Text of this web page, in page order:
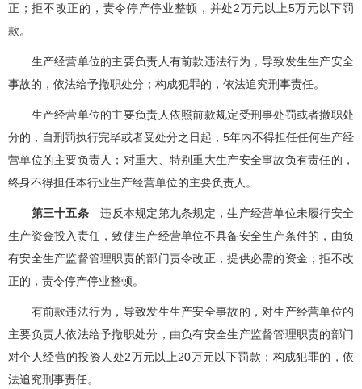
正；拒不改正的，责令停产停业整顿，并处2万元以上5万元以下罚
款。
生产经营单位的主要负责人有前款违法行为，导致发生生产安全
事故的，依法给予撤职处分；构成犯罪的，依法追究刑事责任。
生产经营单位的主要负责人依照前款规定受刑事处罚或者撤职处
分的，自刑罚执行完毕或者受处分之日起，5年内不得担任任何生产经
营单位的主要负责人；对重大、特别重大生产安全事故负有责任的，
终身不得担任本行业生产经营单位的主要负责人。
第三十五条违反本规定第九条规定，生产经营单位未履行安全
生产资金投入责任，致使生产经营单位不具备安全生产条件的，由负
有安全生产监督管理职责的部门责令改正，提供必需的资金；拒不改
正的，责令停产停业整顿。
有前款违法行为，导致发生生产安全事故的，对生产经营单位的
主要负责人依法给予撤职处分，由负有安全生产监督管理职责的部门
对个人经营的投资人处2万元以上20万元以下罚款；构成犯罪的，依
法追究刑事责任。